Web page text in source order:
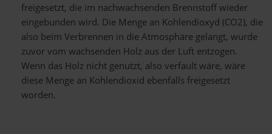
freigesetzt, die im nachwachsenden Brennstoff wieder
eingebunden wird. Die Menge an Kohlendioxyd (CO2), die
also beim Verbrennen in die Atmosphäre gelangt, wurde
zuvor vom wachsenden Holz aus der Luft entzogen.
Wenn das Holz nicht genutzt, also verfault wäre, wäre
diese Menge an Kohlendioxid ebenfalls freigesetzt
worden.